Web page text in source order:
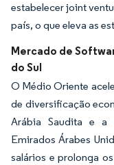
estabelecer joint
país, o que eleva as
Mercado de
do Sul
O Médio Oriente
de diversificação
Arábia Saudita e a
Emirados Árabes
salários e prolonga